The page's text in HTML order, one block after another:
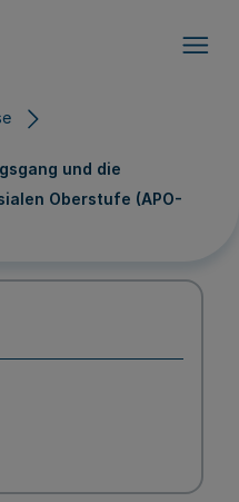
und die
Oberstufe (APO-